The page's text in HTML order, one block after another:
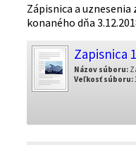
Zápisnica a uznesenia
konaného dňa
Zapisnica
Názov súboru:
Veľkosť súboru: